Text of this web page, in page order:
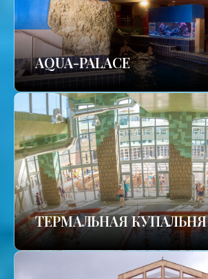
AQUA-PALACE
TЕРМАЛЬНАЯ КУПАЛЬНЯ